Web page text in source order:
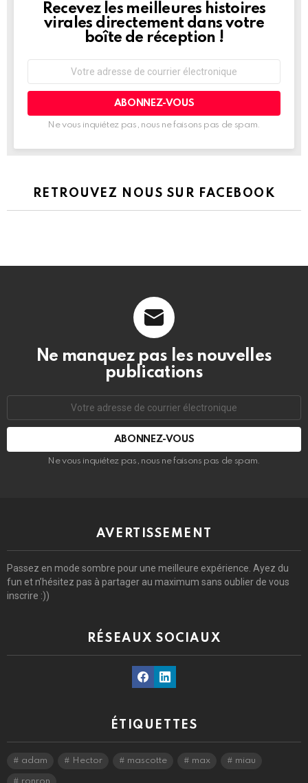
NEWSLETTER
Recevez les meilleures histoires
virales directement dans votre
boîte de réception !
courrier
Ne vous inquiétez pas, nous ne faisons pas de spam.
RETROUVEZ NOUS SUR FACEBOOK
Ne manquez pas les nouvelles
publications
courrier
Ne vous inquiétez pas, nous ne faisons pas de spam.
AVERTISSEMENT
Passez en mode sombre pour une meilleure expérience. Ayez du
fun et n’hésitez pas à partager au maximum sans oublier de vous
inscrire :))
RÉSEAUX SOCIAUX
FacebookLinkedin
ÉTIQUETTES
adam Hector mascotte max miau
ronron